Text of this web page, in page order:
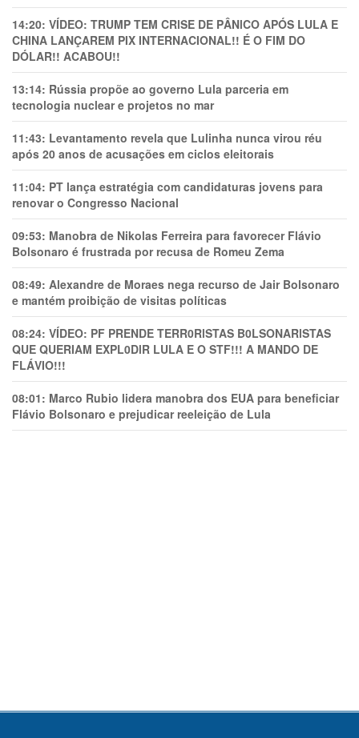
14:20: VÍDEO: TRUMP TEM CRlSE DE PÂNlCO APÓS LULA E
CHINA LANÇAREM PIX INTERNACIONAL!! É O FIM DO
DÓLAR!! ACABOU!!
13:14: Rússia propõe ao governo Lula parceria em
tecnologia nuclear e projetos no mar
11:43: Levantamento revela que Lulinha nunca virou réu
após 20 anos de acusações em ciclos eleitorais
11:04: PT lança estratégia com candidaturas jovens para
renovar o Congresso Nacional
09:53: Manobra de Nikolas Ferreira para favorecer Flávio
Bolsonaro é frustrada por recusa de Romeu Zema
08:49: Alexandre de Moraes nega recurso de Jair Bolsonaro
e mantém proibição de visitas políticas
08:24: VÍDEO: PF PRENDE TERR0RlSTAS B0LSONARlSTAS
QUE QUERIAM EXPL0DlR LULA E O STF!!! A MANDO DE
FLÁVIO!!!
08:01: Marco Rubio lidera manobra dos EUA para beneficiar
Flávio Bolsonaro e prejudicar reeleição de Lula